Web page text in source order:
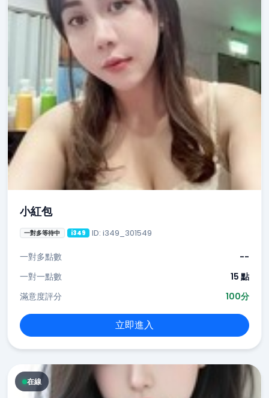
小紅包
一對多等待中 i349 ID: i349_301549
一對多點數
--
一對一點數
15 點
滿意度評分
100分
立即進入
在線